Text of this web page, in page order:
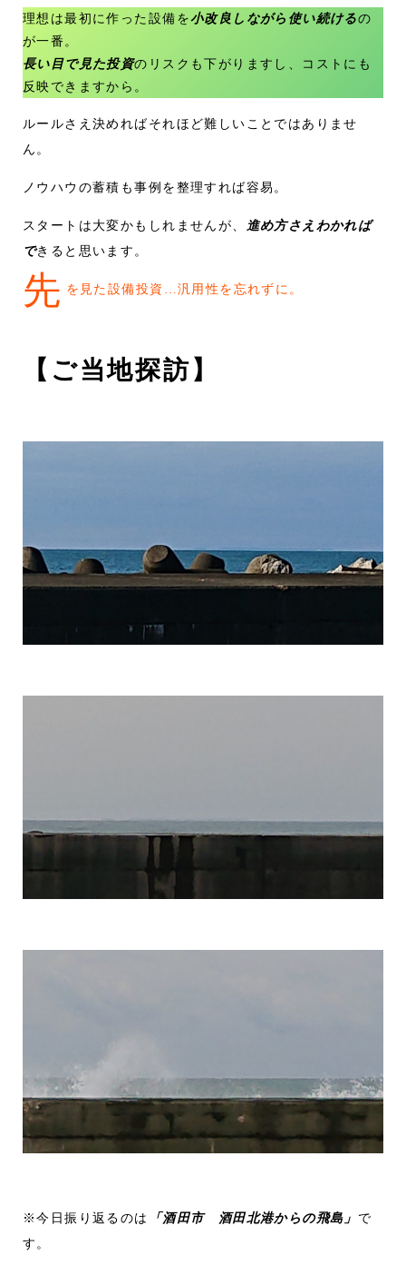
理想は最初に作った設備を小改良しながら使い続けるの
が一番。
長い目で見た投資のリスクも下がりますし、コストにも
反映できますから。
ルールさえ決めればそれほど難しいことではありませ
ん。
ノウハウの蓄積も事例を整理すれば容易。
スタートは大変かもしれませんが、
進め方さえわかれば
できると思います。
先 を見た設備投資…汎用性を忘れずに。
【ご当地探訪】
※今日振り返るのは 「酒田市 酒田北港からの飛島」 で
す。